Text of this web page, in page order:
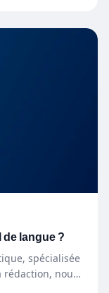
langue ?
spécialisée
rédaction, nous